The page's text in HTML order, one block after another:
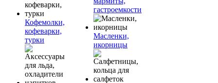
Кофемолки,
кофеварки,
турки
гастроемкости
Масленки,
икорницы